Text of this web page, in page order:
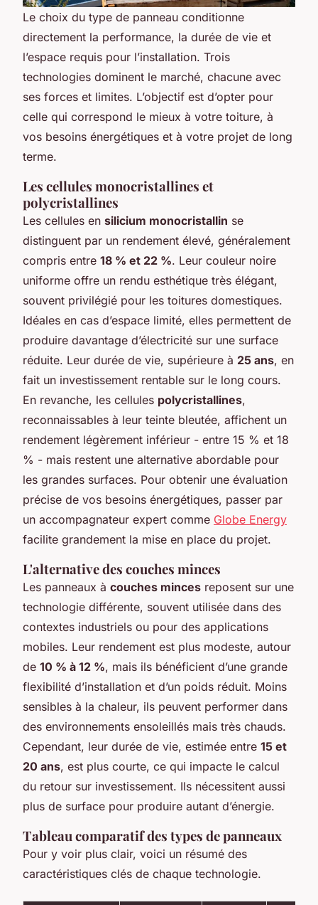
Le choix du type de panneau conditionne
directement la performance, la durée de vie et
l’espace requis pour l’installation. Trois
technologies dominent le marché, chacune avec
ses forces et limites. L’objectif est d’opter pour
celle qui correspond le mieux à votre toiture, à
vos besoins énergétiques et à votre projet de long
terme.
Les cellules monocristallines et
polycristallines
Les cellules en silicium monocristallin se
distinguent par un rendement élevé, généralement
compris entre 18 % et 22 %. Leur couleur noire
uniforme offre un rendu esthétique très élégant,
souvent privilégié pour les toitures domestiques.
Idéales en cas d’espace limité, elles permettent de
produire davantage d’électricité sur une surface
réduite. Leur durée de vie, supérieure à 25 ans, en
fait un investissement rentable sur le long cours.
En revanche, les cellules polycristallines,
reconnaissables à leur teinte bleutée, affichent un
rendement légèrement inférieur - entre 15 % et 18
% - mais restent une alternative abordable pour
les grandes surfaces. Pour obtenir une évaluation
précise de vos besoins énergétiques, passer par
un accompagnateur expert comme Globe Energy
facilite grandement la mise en place du projet.
L'alternative des couches minces
Les panneaux à couches minces reposent sur une
technologie différente, souvent utilisée dans des
contextes industriels ou pour des applications
mobiles. Leur rendement est plus modeste, autour
de 10 % à 12 %, mais ils bénéficient d’une grande
flexibilité d’installation et d’un poids réduit. Moins
sensibles à la chaleur, ils peuvent performer dans
des environnements ensoleillés mais très chauds.
Cependant, leur durée de vie, estimée entre 15 et
20 ans, est plus courte, ce qui impacte le calcul
du retour sur investissement. Ils nécessitent aussi
plus de surface pour produire autant d’énergie.
Tableau comparatif des types de panneaux
Pour y voir plus clair, voici un résumé des
caractéristiques clés de chaque technologie.